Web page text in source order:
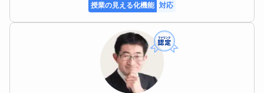
・エアロサイクル２０分×２回＝４０分
・有酸素運動２０分
・ウェイトトレーニング４０分
１日あたり合計100～120分を毎日継続中
平日土日問わず授業可能です。
平日の日中での授業も可能です。
平日夕方〜夜や、土日での授業も終日受け付けており
授業の見える化機能 対応